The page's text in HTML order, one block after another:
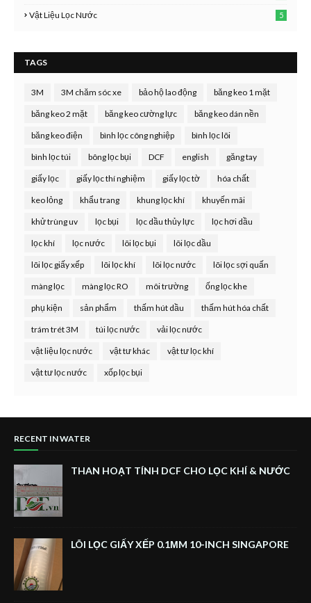
Vật Liệu Lọc Nước 5
TAGS
3M 3M chăm sóc xe bảo hộ lao động băng keo 1 mặt
băng keo 2 mặt băng keo cường lực băng keo dán nền
băng keo điện bình lọc công nghiệp bình lọc lõi
bình lọc túi bông lọc bụi DCF english găng tay
giấy lọc giấy lọc thí nghiệm giấy lọc tờ hóa chất
keo lỏng khẩu trang khung lọc khí khuyến mãi
khử trùng uv lọc bụi lọc dầu thủy lực lọc hơi dầu
lọc khí lọc nước lõi lọc bụi lõi lọc dầu
lõi lọc giấy xếp lõi lọc khí lõi lọc nước lõi lọc sợi quấn
màng lọc màng lọc RO môi trường ống lọc khe
phụ kiện sản phẩm thấm hút dầu thấm hút hóa chất
trám trét 3M túi lọc nước vải lọc nước
vật liệu lọc nước vật tư khác vật tư lọc khí
vật tư lọc nước xốp lọc bụi
RECENT IN WATER
THAN HOẠT TÍNH DCF CHO LỌC KHÍ & NƯỚC
LÕI LỌC GIẤY XẾP 0.1ΜM 10-INCH SINGAPORE